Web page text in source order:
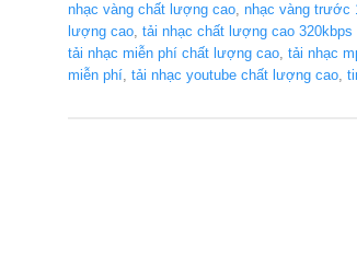
nhạc vàng chất lượng cao, nhạc vàng trước
lượng cao, tải nhạc chất lượng cao 320kbps
tải nhạc miễn phí chất lượng cao, tải nhạc
miễn phí, tải nhạc youtube chất lượng cao,